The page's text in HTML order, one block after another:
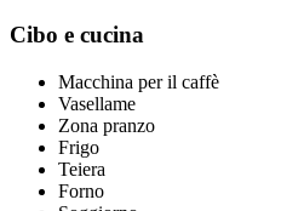
Cibo e cucina
Macchina per il caffè
Vasellame
Zona pranzo
Frigo
Teiera
Forno